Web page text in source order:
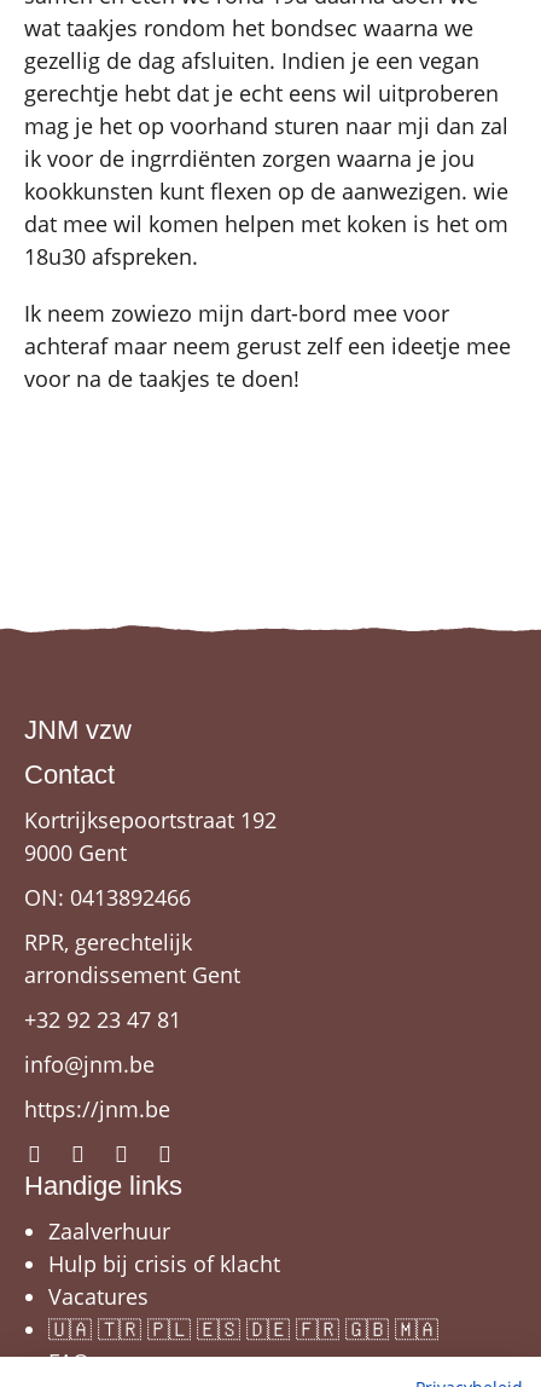
wat taakjes rondom het bondsec waarna we
gezellig de dag afsluiten. Indien je een vegan
gerechtje hebt dat je echt eens wil uitproberen
mag je het op voorhand sturen naar mji dan zal
ik voor de ingrrdiënten zorgen waarna je jou
kookkunsten kunt flexen op de aanwezigen. wie
dat mee wil komen helpen met koken is het om
18u30 afspreken.
Ik neem zowiezo mijn dart-bord mee voor
achteraf maar neem gerust zelf een ideetje mee
voor na de taakjes te doen!
JNM vzw
Contact
Kortrijksepoortstraat 192
9000 Gent
ON: 0413892466
RPR, gerechtelijk
arrondissement Gent
+32 92 23 47 81
info@jnm.be
https://jnm.be
Handige links
Zaalverhuur
Hulp bij crisis of klacht
Vacatures
🇺🇦 🇹🇷 🇵🇱 🇪🇸 🇩🇪 🇫🇷 🇬🇧 🇲🇦
FAQ